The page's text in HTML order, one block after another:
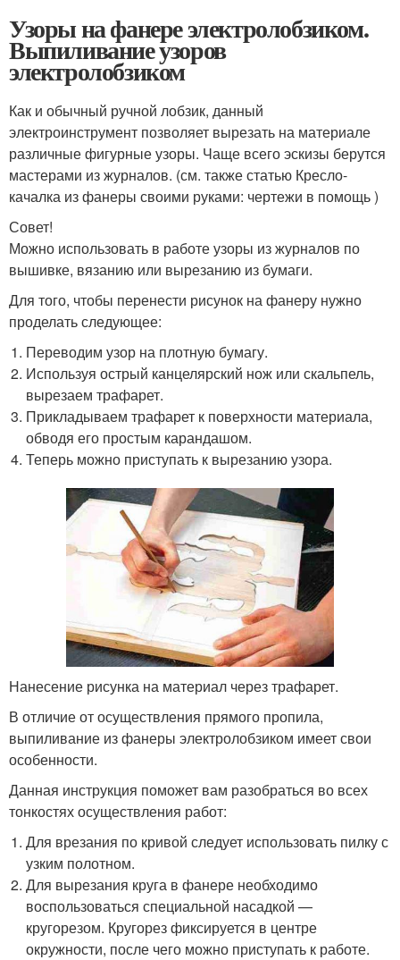
Узоры на фанере электролобзиком.
Выпиливание узоров
электролобзиком
Как и обычный ручной лобзик, данный
электроинструмент позволяет вырезать на материале
различные фигурные узоры. Чаще всего эскизы берутся
мастерами из журналов. (см. также статью Кресло-
качалка из фанеры своими руками: чертежи в помощь )
Совет!
Можно использовать в работе узоры из журналов по
вышивке, вязанию или вырезанию из бумаги.
Для того, чтобы перенести рисунок на фанеру нужно
проделать следующее:
Переводим узор на плотную бумагу.
Используя острый канцелярский нож или скальпель,
вырезаем трафарет.
Прикладываем трафарет к поверхности материала,
обводя его простым карандашом.
Теперь можно приступать к вырезанию узора.
Нанесение рисунка на материал через трафарет.
В отличие от осуществления прямого пропила,
выпиливание из фанеры электролобзиком имеет свои
особенности.
Данная инструкция поможет вам разобраться во всех
тонкостях осуществления работ:
Для врезания по кривой следует использовать пилку с
узким полотном.
Для вырезания круга в фанере необходимо
воспользоваться специальной насадкой —
кругорезом. Кругорез фиксируется в центре
окружности, после чего можно приступать к работе.